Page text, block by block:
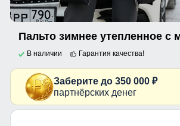
В наличии Гарантия качества!
Заберите до 350 000 ₽
партнёрских денег